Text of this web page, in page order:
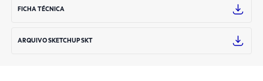
FICHA TÉCNICA
ARQUIVO SKETCHUP SKT